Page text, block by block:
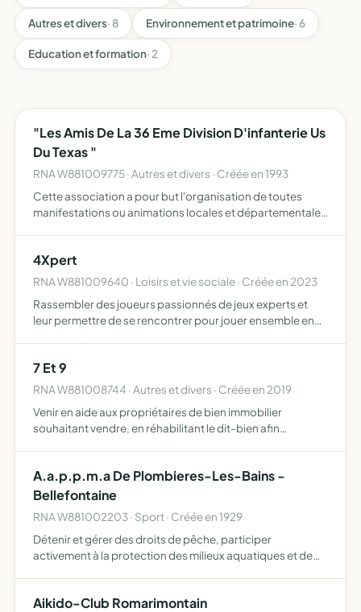
Autres et divers· 8 Environnement et patrimoine· 6
Education et formation· 2
"Les Amis De La 36 Eme Division D'infanterie Us
Du Texas "
RNA W881009775 · Autres et divers · Créée en 1993
Cette association a pour but l'organisation de toutes
manifestations ou animations locales et départementales
4Xpert
RNA W881009640 · Loisirs et vie sociale · Créée en 2023
Rassembler des joueurs passionnés de jeux experts et
leur permettre de se rencontrer pour jouer ensemble en
7 Et 9
RNA W881008744 · Autres et divers · Créée en 2019
Venir en aide aux propriétaires de bien immobilier
souhaitant vendre, en réhabilitant le dit-bien afin
A.a.p.p.m.a De Plombieres-Les-Bains -
Bellefontaine
RNA W881002203 · Sport · Créée en 1929
Détenir et gérer des droits de pêche, participer
activement à la protection des milieux aquatiques et de
Aikido-Club Romarimontain